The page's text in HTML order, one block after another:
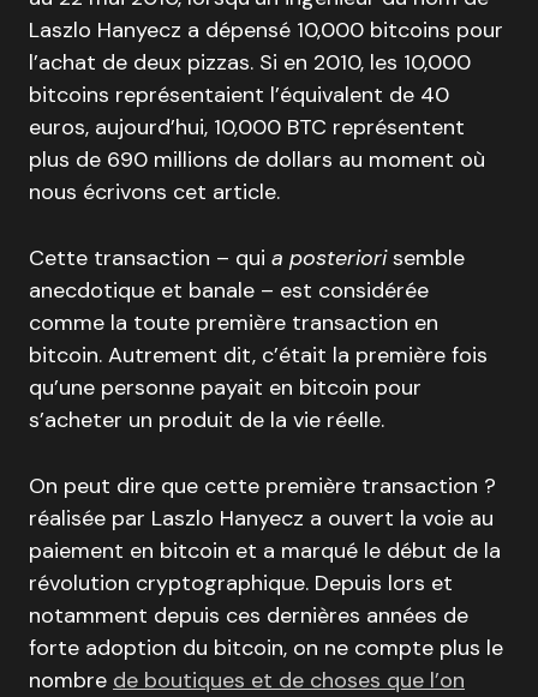
Laszlo Hanyecz a dépensé 10,000 bitcoins pour
l’achat de deux pizzas. Si en 2010, les 10,000
bitcoins représentaient l’équivalent de 40
euros, aujourd’hui, 10,000 BTC représentent
plus de 690 millions de dollars au moment où
nous écrivons cet article.
Cette transaction – qui a posteriorisemble
anecdotique et banale – est considérée
comme la toute première transaction en
bitcoin. Autrement dit, c’était la première fois
qu’une personne payait en bitcoin pour
s’acheter un produit de la vie réelle.
On peut dire que cette première transaction ?
réalisée par Laszlo Hanyecz a ouvert la voie au
paiement en bitcoin et a marqué le début de la
révolution cryptographique. Depuis lors et
notamment depuis ces dernières années de
forte adoption du bitcoin, on ne compte plus le
nombre de boutiques et de choses que l’on